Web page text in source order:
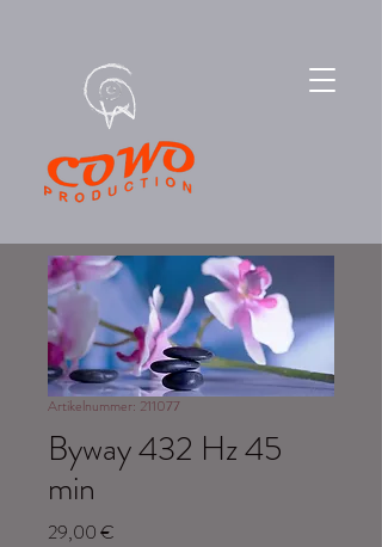
Artikelnummer: 211077
Byway 432 Hz 45
min
29,00 €